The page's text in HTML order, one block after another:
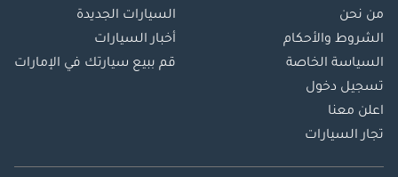
من نحن
الشروط والأحكام
السياسة الخاصة
تسجيل دخول
اعلن معنا
تجار السيارات
السيارات الجديدة
أخبار السيارات
قم ببيع سيارتك في الإمارات